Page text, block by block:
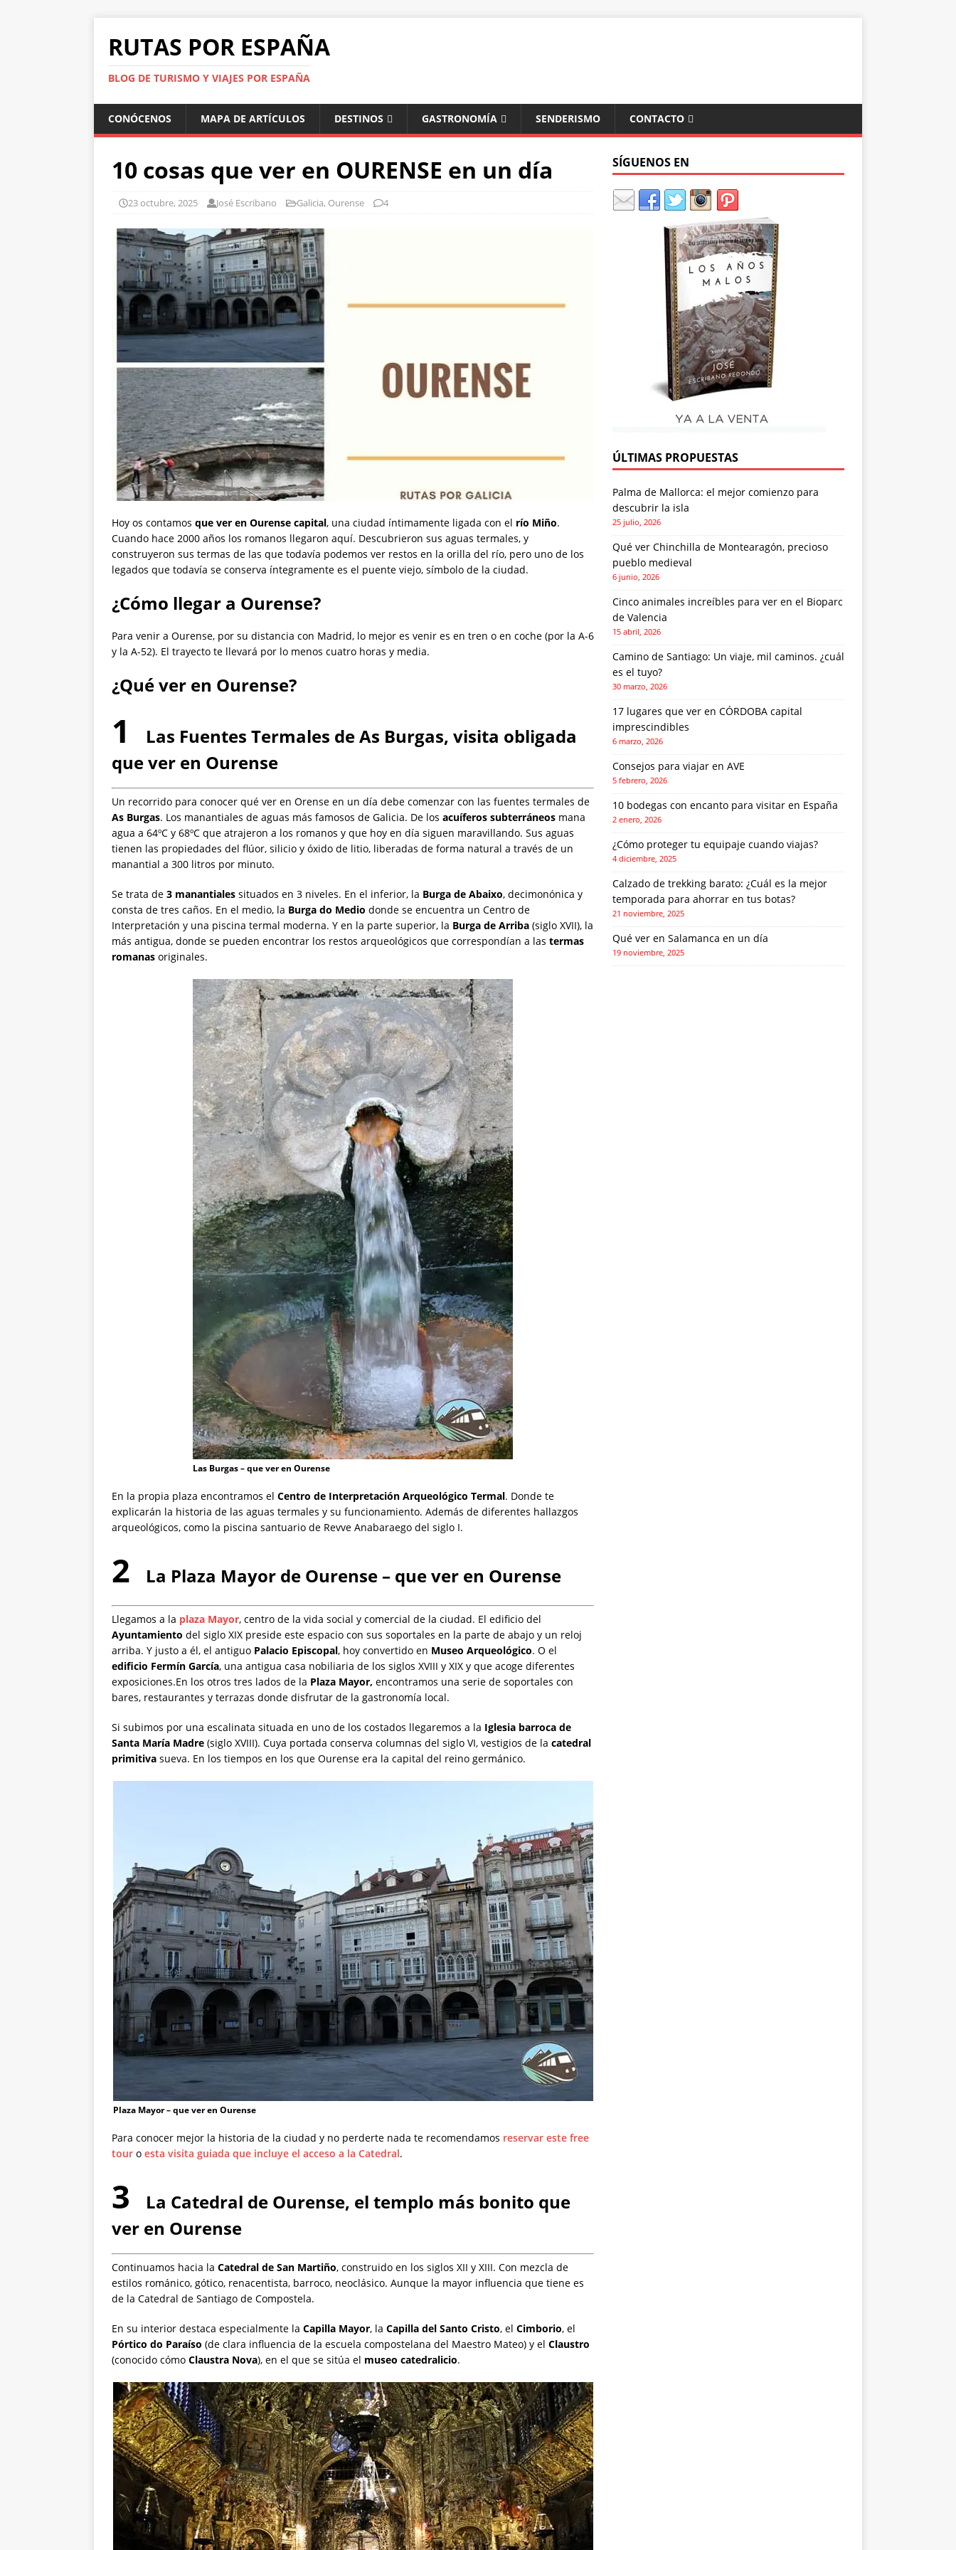
RUTAS POR ESPAÑA
BLOG DE TURISMO Y VIAJES POR ESPAÑA
CONÓCENOS MAPA DE ARTÍCULOS DESTINOS GASTRONOMÍA SENDERISMO CONTACTO
10 cosas que ver en OURENSE en un día
23 octubre, 2025 José Escribano Galicia, Ourense 4
Hoy os contamos que ver en Ourense capital, una ciudad íntimamente ligada con el río Miño.
Cuando hace 2000 años los romanos llegaron aquí. Descubrieron sus aguas termales, y
construyeron sus termas de las que todavía podemos ver restos en la orilla del río, pero uno de los
legados que todavía se conserva íntegramente es el puente viejo, símbolo de la ciudad.
¿Cómo llegar a Ourense?
Para venir a Ourense, por su distancia con Madrid, lo mejor es venir es en tren o en coche (por la A-6
y la A-52). El trayecto te llevará por lo menos cuatro horas y media.
¿Qué ver en Ourense?
1
Las Fuentes Termales de As Burgas, visita obligada
que ver en Ourense
Un recorrido para conocer qué ver en Orense en un día debe comenzar con las fuentes termales de
As Burgas. Los manantiales de aguas más famosos de Galicia. De los acuíferos subterráneos mana
agua a 64ºC y 68ºC que atrajeron a los romanos y que hoy en día siguen maravillando. Sus aguas
tienen las propiedades del flúor, silicio y óxido de litio, liberadas de forma natural a través de un
manantial a 300 litros por minuto.
Se trata de 3 manantiales situados en 3 niveles. En el inferior, la Burga de Abaixo, decimonónica y
consta de tres caños. En el medio, la Burga do Medio donde se encuentra un Centro de
Interpretación y una piscina termal moderna. Y en la parte superior, la Burga de Arriba (siglo XVII), la
más antigua, donde se pueden encontrar los restos arqueológicos que correspondían a las termas
romanas originales.
Las Burgas – que ver en Ourense
En la propia plaza encontramos el Centro de Interpretación Arqueológico Termal. Donde te
explicarán la historia de las aguas termales y su funcionamiento. Además de diferentes hallazgos
arqueológicos, como la piscina santuario de Revve Anabaraego del siglo I.
2 La Plaza Mayor de Ourense – que ver en Ourense
Llegamos a la plaza Mayor, centro de la vida social y comercial de la ciudad. El edificio del
Ayuntamiento del siglo XIX preside este espacio con sus soportales en la parte de abajo y un reloj
arriba. Y justo a él, el antiguo Palacio Episcopal, hoy convertido en Museo Arqueológico. O el
edificio Fermín García, una antigua casa nobiliaria de los siglos XVIII y XIX y que acoge diferentes
exposiciones.En los otros tres lados de la Plaza Mayor, encontramos una serie de soportales con
bares, restaurantes y terrazas donde disfrutar de la gastronomía local.
Si subimos por una escalinata situada en uno de los costados llegaremos a la Iglesia barroca de
Santa María Madre (siglo XVIII). Cuya portada conserva columnas del siglo VI, vestigios de la catedral
primitiva sueva. En los tiempos en los que Ourense era la capital del reino germánico.
Plaza Mayor – que ver en Ourense
Para conocer mejor la historia de la ciudad y no perderte nada te recomendamos reservar este free
tour o esta visita guiada que incluye el acceso a la Catedral.
3
La Catedral de Ourense, el templo más bonito que
ver en Ourense
Continuamos hacia la Catedral de San Martiño, construido en los siglos XII y XIII. Con mezcla de
estilos románico, gótico, renacentista, barroco, neoclásico. Aunque la mayor influencia que tiene es
de la Catedral de Santiago de Compostela.
En su interior destaca especialmente la Capilla Mayor, la Capilla del Santo Cristo, el Cimborio, el
Pórtico do Paraíso (de clara influencia de la escuela compostelana del Maestro Mateo) y el Claustro
(conocido cómo Claustra Nova), en el que se sitúa el museo catedralicio.
SÍGUENOS EN
ÚLTIMAS PROPUESTAS
Palma de Mallorca: el mejor comienzo para
descubrir la isla
25 julio, 2026
Qué ver Chinchilla de Montearagón, precioso
pueblo medieval
6 junio, 2026
Cinco animales increíbles para ver en el Bioparc
de Valencia
15 abril, 2026
Camino de Santiago: Un viaje, mil caminos. ¿cuál
es el tuyo?
30 marzo, 2026
17 lugares que ver en CÓRDOBA capital
imprescindibles
6 marzo, 2026
Consejos para viajar en AVE
5 febrero, 2026
10 bodegas con encanto para visitar en España
2 enero, 2026
¿Cómo proteger tu equipaje cuando viajas?
4 diciembre, 2025
Calzado de trekking barato: ¿Cuál es la mejor
temporada para ahorrar en tus botas?
21 noviembre, 2025
Qué ver en Salamanca en un día
19 noviembre, 2025